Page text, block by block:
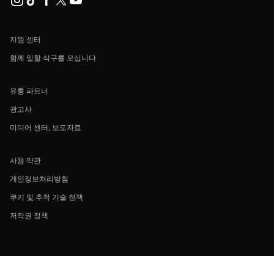
지원 센터
함께 일할 식구를 모십니다
유통 파트너
광고사
미디어 센터, 보도자료
사용 약관
개인정보처리방침
쿠키 및 추적 기술 정책
저작권 정책